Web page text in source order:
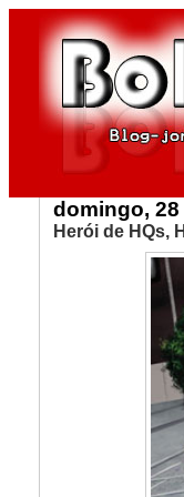
domingo,
Herói de HQs,